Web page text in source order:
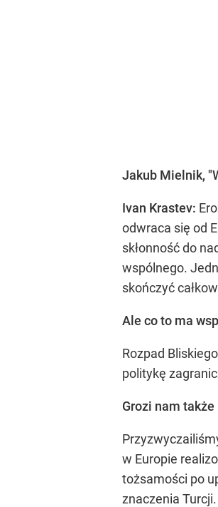
Jakub Mielnik,
Ivan Krastev:
odwraca się od
skłonność do
wspólnego.
skończyć
Ale co to ma
Rozpad
politykę
Grozi nam także
w Europie
tożsamości po
znaczenia